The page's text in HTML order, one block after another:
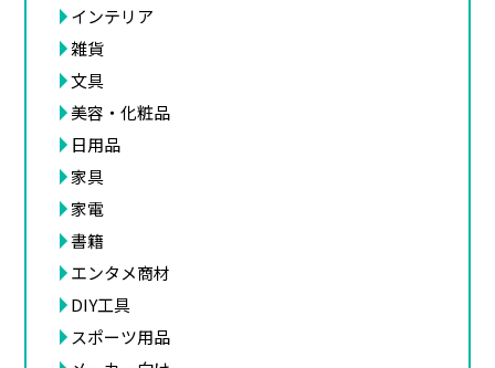
インテリア
雑貨
文具
美容・化粧品
日用品
家具
家電
書籍
エンタメ商材
DIY工具
スポーツ用品